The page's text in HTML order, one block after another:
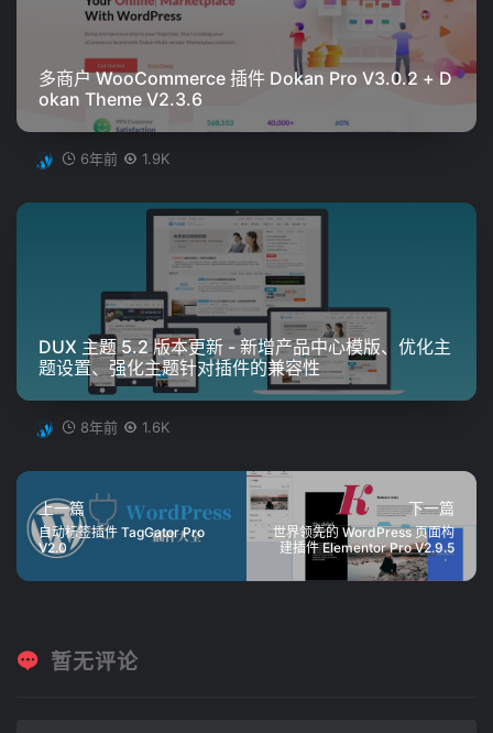
多商户 WooCommerce 插件 Dokan Pro V3.0.2 + D
okan Theme V2.3.6
6年前 1.9K
DUX 主题 5.2 版本更新 - 新增产品中心模版、优化主
题设置、强化主题针对插件的兼容性
8年前 1.6K
上一篇
自动标签插件 TagGator Pro
V2.0
下一篇
世界领先的 WordPress 页面构
建插件 Elementor Pro V2.9.5
暂无评论